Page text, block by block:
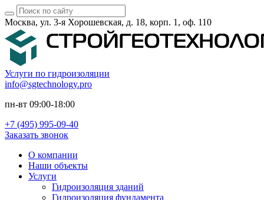
Москва, ул. 3-я Хорошевская, д. 18, корп. 1, оф. 110
Услуги по гидроизоляции
info@sgtechnology.pro
пн-вт 09:00-18:00
+7 (495) 995-09-40
Заказать звонок
О компании
Наши объекты
Услуги
Гидроизоляция зданий
Гидроизоляция фундамента